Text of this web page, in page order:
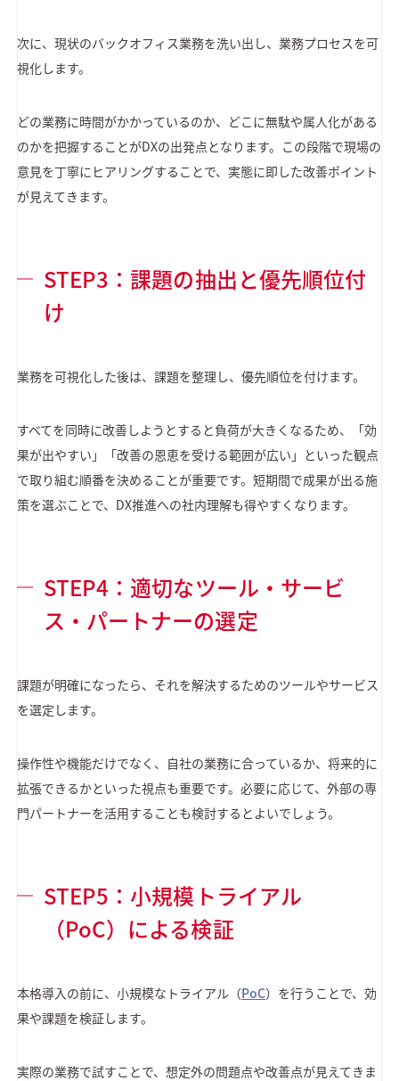
次に、現状のバックオフィス業務を洗い出し、業務プロセスを可
視化します。
どの業務に時間がかかっているのか、どこに無駄や属人化がある
のかを把握することがDXの出発点となります。この段階で現場の
意見を丁寧にヒアリングすることで、実態に即した改善ポイント
が見えてきます。
STEP3：課題の抽出と優先順位付
け
業務を可視化した後は、課題を整理し、優先順位を付けます。
すべてを同時に改善しようとすると負荷が大きくなるため、「効
果が出やすい」「改善の恩恵を受ける範囲が広い」といった観点
で取り組む順番を決めることが重要です。短期間で成果が出る施
策を選ぶことで、DX推進への社内理解も得やすくなります。
STEP4：適切なツール・サービ
ス・パートナーの選定
課題が明確になったら、それを解決するためのツールやサービス
を選定します。
操作性や機能だけでなく、自社の業務に合っているか、将来的に
拡張できるかといった視点も重要です。必要に応じて、外部の専
門パートナーを活用することも検討するとよいでしょう。
STEP5：小規模トライアル
（PoC）による検証
本格導入の前に、小規模なトライアル（PoC）を行うことで、効
果や課題を検証します。
実際の業務で試すことで、想定外の問題点や改善点が見えてきま